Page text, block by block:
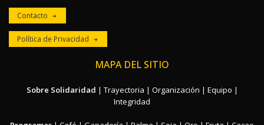
Contacto
Política de Privacidad
MAPA DEL SITIO
Sobre Solidaridad | Trayectoria | Organización | Equipo |
Integridad